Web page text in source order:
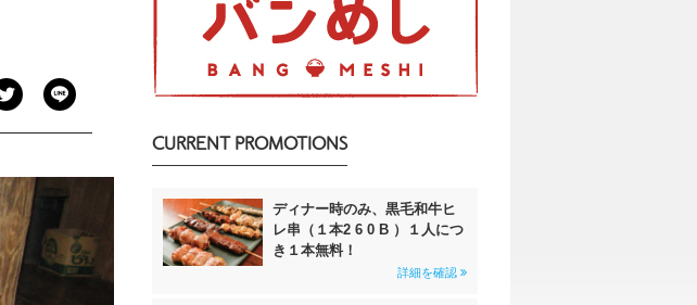
CURRENT PROMOTIONS
ディナー時のみ、黒毛和牛ヒ
レ串（１本2 6 0 B ）１人につ
き１本無料！
詳細を確認